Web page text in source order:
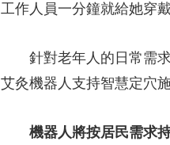
工作人員一分鐘就給她穿
針對老年人的日常需求
艾灸機器人支持智慧定穴
機器人將按居民需求